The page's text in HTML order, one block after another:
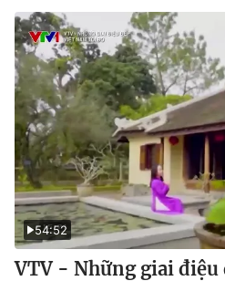
54:52
VTV - Những giai điệu